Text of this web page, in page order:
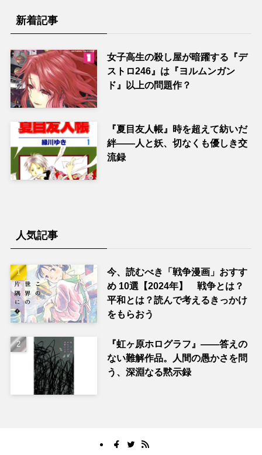
新着記事
女子高生の殺し屋が暗躍する『デ
ストロ246』は『ヨルムンガン
ド』以上の問題作？
『夏目友人帳』時を超えて紡いだ
絆――人と妖、切なくも優しき交
流録
人気記事
今、読むべき「戦争漫画」おすす
め 10選【2024年】 戦争とは？
平和とは？読んで考えるきっかけ
をもらおう
『虹ヶ原ホログラフ』——答えの
ない難解作品。人間の愚かさを問
う、深淵なる黙示録